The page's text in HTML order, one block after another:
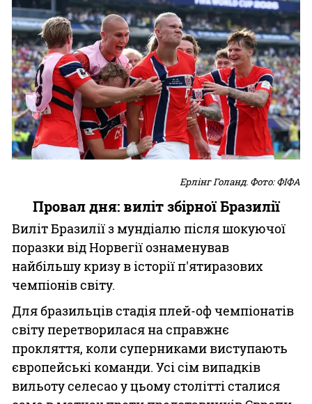
Ерлінг Голанд. Фото: ФІФА
Провал дня: виліт збірної Бразилії
Виліт Бразилії з мундіалю після шокуючої
поразки від Норвегії ознаменував
найбільшу кризу в історії п'ятиразових
чемпіонів світу.
Для бразильців стадія плей-оф чемпіонатів
світу перетворилася на справжнє
прокляття, коли суперниками виступають
європейські команди. Усі сім випадків
вильоту селесао у цьому столітті сталися